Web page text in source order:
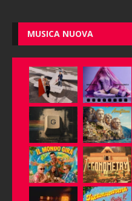
MUSICA NUOVA